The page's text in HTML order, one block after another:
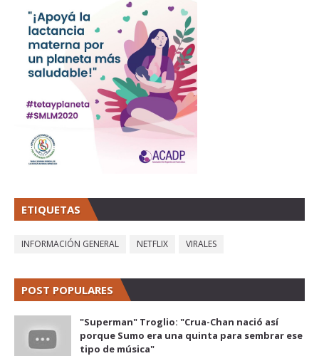
ETIQUETAS
INFORMACIÓN GENERAL NETFLIX VIRALES
POST POPULARES
"Superman" Troglio: "Crua-Chan nació así
porque Sumo era una quinta para sembrar ese
tipo de música"